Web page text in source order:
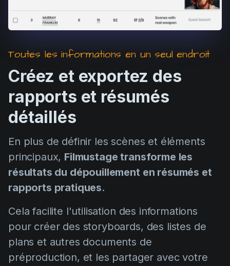
Toutes les informations en un seul endroit
Créez et exportez des
rapports et résumés
détaillés
En plus de définir les scènes et éléments
principaux, Filmustage transforme les
résultats du dépouillement en résumés et
rapports pratiques.
Cela facilite l'utilisation des informations
pour créer des storyboards, des listes de
plans et autres documents de
préproduction, et les partager avec votre